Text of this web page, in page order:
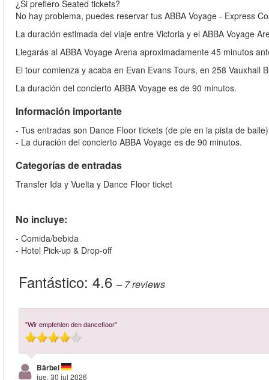
¿Si prefiero Seated tickets?
No hay problema, puedes reservar tus ABBA Voyage - Express
La duración estimada del viaje entre Victoria y el ABBA Voyage
Llegarás al ABBA Voyage Arena aproximadamente 45 minutos
El tour comienza y acaba en Evan Evans Tours, en 258 Vauxhall
La duración del concierto ABBA Voyage es de 90 minutos.
Información importante
- Tus entradas son Dance Floor tickets (de pie en la pista de
- La duración del concierto ABBA Voyage es de 90 minutos.
Categorías de entradas
Transfer Ida y Vuelta y Dance Floor ticket
No incluye:
- Comida/bebida
- Hotel Pick-up & Drop-off
Fantástico: 4.6 – 7reviews
"Wir empfehlen den dancefloor"
Bärbel
jue, 30 jul 2026